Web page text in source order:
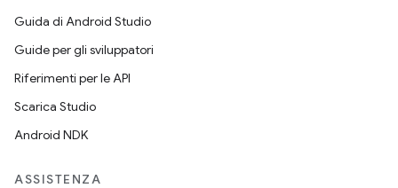
Guida di Android Studio
Guide per gli sviluppatori
Riferimenti per le API
Scarica Studio
Android NDK
ASSISTENZA